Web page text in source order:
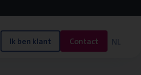
Ik ben klant Contact NL